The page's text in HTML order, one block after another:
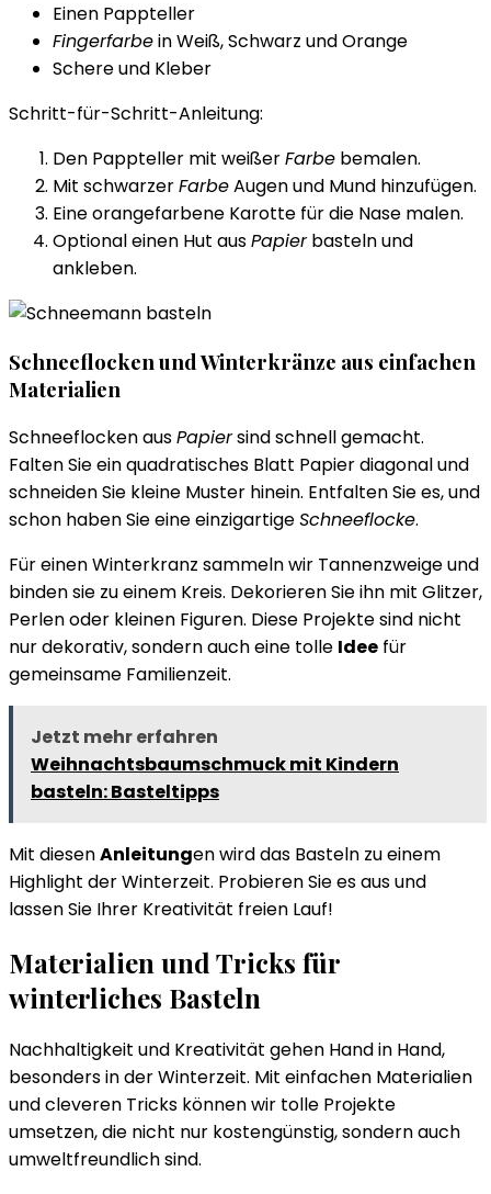
Einen Pappteller
Fingerfarbein Weiß, Schwarz und Orange
Schere und Kleber
Schritt-für-Schritt-Anleitung:
Den Pappteller mit weißerFarbe bemalen.
Mit schwarzerFarbeAugen und Mund hinzufügen.
Eine orangefarbene Karotte für die Nase malen.
Optional einen Hut ausPapierbasteln und
ankleben.
Schneeflocken und Winterkränze aus einfachen
Materialien
Schneeflocken ausPapiersind schnell gemacht.
Falten Sie ein quadratisches Blatt Papier diagonal und
schneiden Sie kleine Muster hinein. Entfalten Sie es, und
schon haben Sie eine einzigartigeSchneeflocke.
Für einen Winterkranz sammeln wir Tannenzweige und
binden sie zu einem Kreis. Dekorieren Sie ihn mit Glitzer,
Perlen oder kleinen Figuren. Diese Projekte sind nicht
nur dekorativ, sondern auch eine tolle Idee für
gemeinsame Familienzeit.
Jetzt mehr erfahren
Weihnachtsbaumschmuck mit Kindern
basteln: Basteltipps
Mit diesenAnleitungen wird das Basteln zu einem
Highlight der Winterzeit. Probieren Sie es aus und
lassen Sie Ihrer Kreativität freien Lauf!
Materialien und Tricks für
winterliches Basteln
Nachhaltigkeit und Kreativität gehen Hand in Hand,
besonders in der Winterzeit. Mit einfachen Materialien
und cleveren Tricks können wir tolle Projekte
umsetzen, die nicht nur kostengünstig, sondern auch
umweltfreundlich sind.